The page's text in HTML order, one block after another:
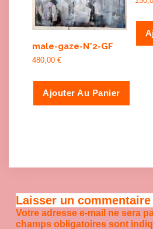
male-gaze-N°2-GF
480,00 €
Ajouter Au Panier
Laisser un commentaire
Votre adresse e-mail ne sera
champs obligatoires sont